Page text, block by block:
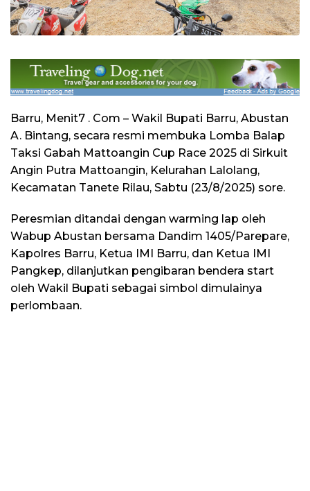
Barru, Menit7 . Com – Wakil Bupati Barru, Abustan
A. Bintang, secara resmi membuka Lomba Balap
Taksi Gabah Mattoangin Cup Race 2025 di Sirkuit
Angin Putra Mattoangin, Kelurahan Lalolang,
Kecamatan Tanete Rilau, Sabtu (23/8/2025) sore.
Peresmian ditandai dengan warming lap oleh
Wabup Abustan bersama Dandim 1405/Parepare,
Kapolres Barru, Ketua IMI Barru, dan Ketua IMI
Pangkep, dilanjutkan pengibaran bendera start
oleh Wakil Bupati sebagai simbol dimulainya
perlombaan.